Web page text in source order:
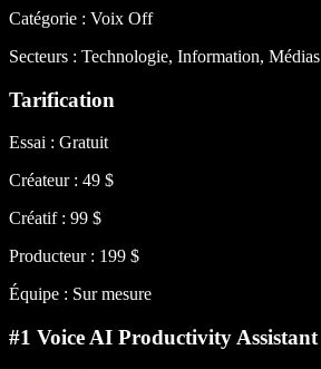
Catégorie : Voix Off
Secteurs : Technologie, Information, Médias
Tarification
Essai : Gratuit
Créateur : 49 $
Créatif : 99 $
Producteur : 199 $
Équipe : Sur mesure
#1 Voice AI Productivity Assistant